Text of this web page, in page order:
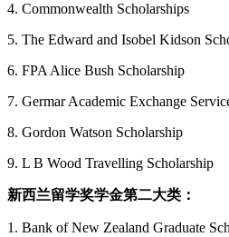
4. Commonwealth Scholarships
5. The Edward and Isobel Kidson
6. FPA Alice Bush Scholarship
7. Germar Academic Exchange
8. Gordon Watson Scholarship
9. L B Wood Travelling Scholarship
新西兰留学奖学金第二大类：
1. Bank of New Zealand Graduate